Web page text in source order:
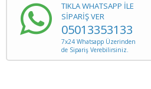
TIKLA WHATSAPP İLE
SİPARİŞ VER
05013353133
7x24 Whatsapp Üzerinden
de Sipariş Verebilirsiniz.